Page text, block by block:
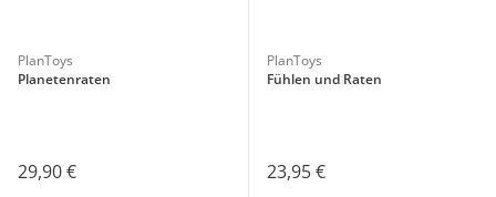
PlanToys
Planetenraten
29,90 €
PlanToys
Fühlen und Raten
23,95 €